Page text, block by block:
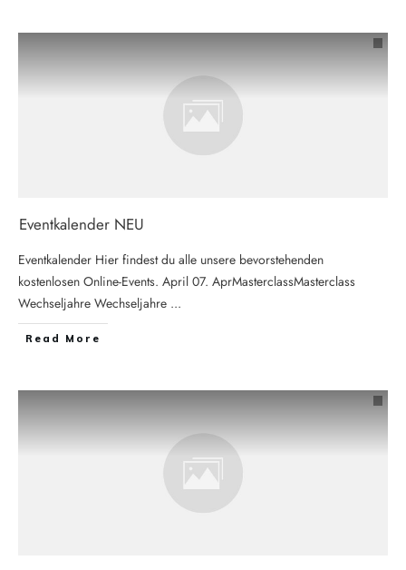
Eventkalender NEU
Eventkalender Hier findest du alle unsere bevorstehenden
kostenlosen Online-Events. April 07. AprMasterclassMasterclass
Wechseljahre Wechseljahre ...
Read More